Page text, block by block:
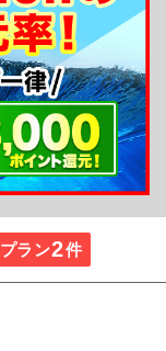
濡れなく快適
人に気を使わ
きます。
ラン2件